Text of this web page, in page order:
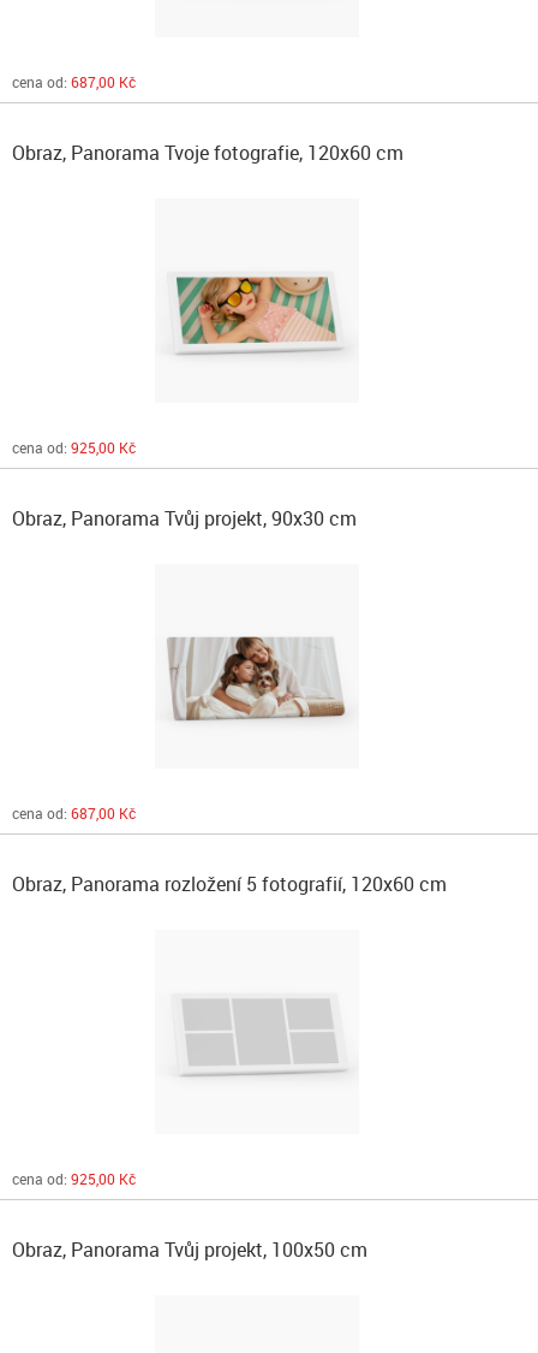
cena od: 687,00 Kč
Obraz, Panorama Tvoje fotografie, 120x60 cm
cena od: 925,00 Kč
Obraz, Panorama Tvůj projekt, 90x30 cm
cena od: 687,00 Kč
Obraz, Panorama rozložení 5 fotografií, 120x60 cm
cena od: 925,00 Kč
Obraz, Panorama Tvůj projekt, 100x50 cm